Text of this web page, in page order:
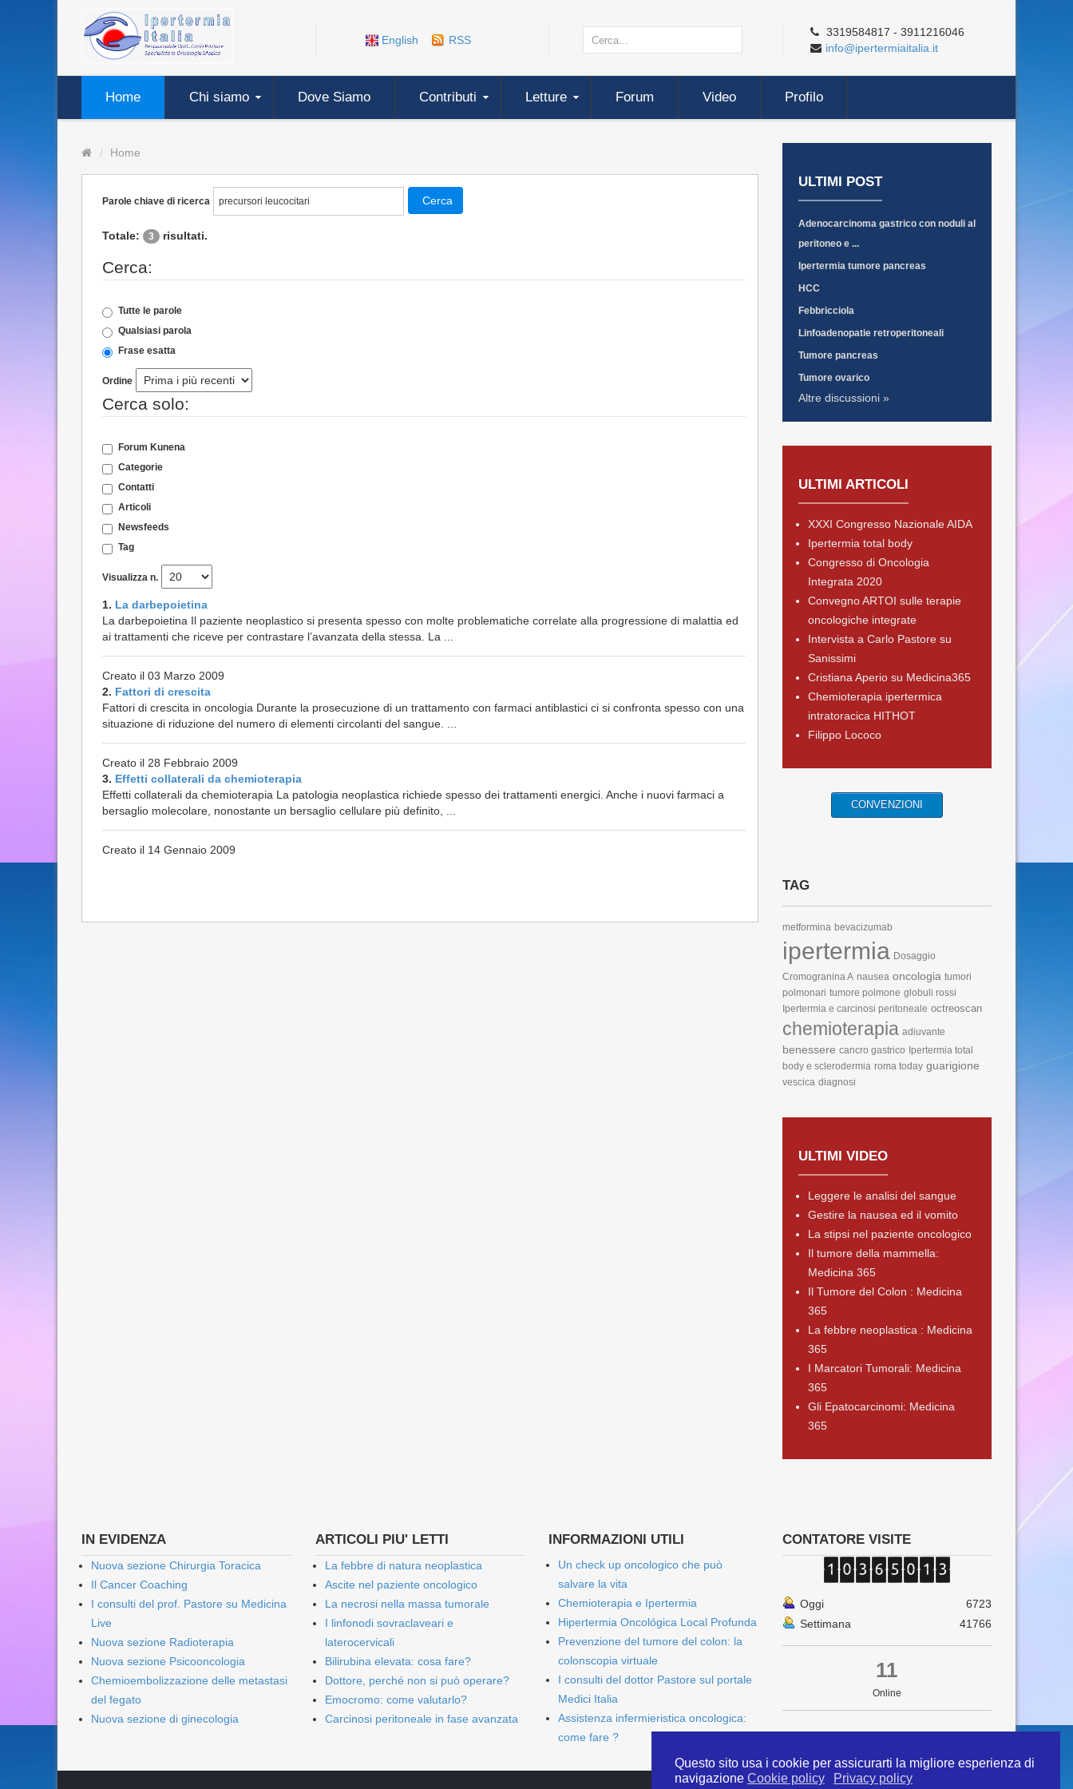
Questo sito usa i cookie per assicurarti la migliore esperienza di
navigazione Cookie policy Privacy policy
English RSS
3319584817 - 3911216046
info@ipertermiaitalia.it
Home Chi siamo Dove Siamo Contributi Letture Forum Video Profilo
Home
Parole chiave di ricerca Cerca
Totale: 3 risultati.
Cerca:
Tutte le parole
Qualsiasi parola
Frase esatta
Ordine
Cerca solo:
Forum Kunena
Categorie
Contatti
Articoli
Newsfeeds
Tag
Visualizza n.
1. La darbepoietina
La darbepoietina Il paziente neoplastico si presenta spesso con molte problematiche correlate alla progressione di malattia ed
ai trattamenti che riceve per contrastare l’avanzata della stessa. La ...
Creato il 03 Marzo 2009
2. Fattori di crescita
Fattori di crescita in oncologia Durante la prosecuzione di un trattamento con farmaci antiblastici ci si confronta spesso con una
situazione di riduzione del numero di elementi circolanti del sangue. ...
Creato il 28 Febbraio 2009
3. Effetti collaterali da chemioterapia
Effetti collaterali da chemioterapia La patologia neoplastica richiede spesso dei trattamenti energici. Anche i nuovi farmaci a
bersaglio molecolare, nonostante un bersaglio cellulare più definito, ...
Creato il 14 Gennaio 2009
ULTIMI POST
Adenocarcinoma gastrico con noduli al
peritoneo e ...
Ipertermia tumore pancreas
HCC
Febbricciola
Linfoadenopatie retroperitoneali
Tumore pancreas
Tumore ovarico
Altre discussioni »
ULTIMI ARTICOLI
XXXI Congresso Nazionale AIDA
Ipertermia total body
Congresso di Oncologia
Integrata 2020
Convegno ARTOI sulle terapie
oncologiche integrate
Intervista a Carlo Pastore su
Sanissimi
Cristiana Aperio su Medicina365
Chemioterapia ipertermica
intratoracica HITHOT
Filippo Lococo
CONVENZIONI
TAG
metformina bevacizumab
ipertermia Dosaggio
Cromogranina A nausea oncologia tumori
polmonari tumore polmone globuli rossi
Ipertermia e carcinosi peritoneale octreoscan
chemioterapia adiuvante
benessere cancro gastrico Ipertermia total
body e sclerodermia roma today guarigione
vescica diagnosi
ULTIMI VIDEO
Leggere le analisi del sangue
Gestire la nausea ed il vomito
La stipsi nel paziente oncologico
Il tumore della mammella:
Medicina 365
Il Tumore del Colon : Medicina
365
La febbre neoplastica : Medicina
365
I Marcatori Tumorali: Medicina
365
Gli Epatocarcinomi: Medicina
365
IN EVIDENZA
Nuova sezione Chirurgia Toracica
Il Cancer Coaching
I consulti del prof. Pastore su Medicina
Live
Nuova sezione Radioterapia
Nuova sezione Psicooncologia
Chemioembolizzazione delle metastasi
del fegato
Nuova sezione di ginecologia
ARTICOLI PIU' LETTI
La febbre di natura neoplastica
Ascite nel paziente oncologico
La necrosi nella massa tumorale
I linfonodi sovraclaveari e
laterocervicali
Bilirubina elevata: cosa fare?
Dottore, perché non si può operare?
Emocromo: come valutarlo?
Carcinosi peritoneale in fase avanzata
INFORMAZIONI UTILI
Un check up oncologico che può
salvare la vita
Chemioterapia e Ipertermia
Hipertermia Oncológica Local Profunda
Prevenzione del tumore del colon: la
colonscopia virtuale
I consulti del dottor Pastore sul portale
Medici Italia
Assistenza infermieristica oncologica:
come fare ?
CONTATORE VISITE
Oggi
6723
Settimana
41766
11
Online